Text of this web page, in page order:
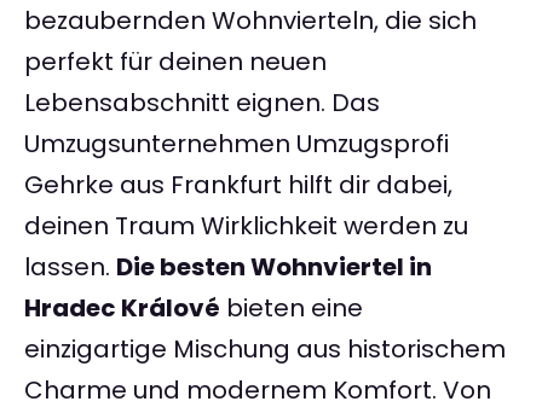
bezaubernden Wohnvierteln, die sich
perfekt für deinen neuen
Lebensabschnitt eignen. Das
Umzugsunternehmen Umzugsprofi
Gehrke aus Frankfurt hilft dir dabei,
deinen Traum Wirklichkeit werden zu
lassen. Die besten Wohnviertel in
Hradec Králové bieten eine
einzigartige Mischung aus historischem
Charme und modernem Komfort. Von